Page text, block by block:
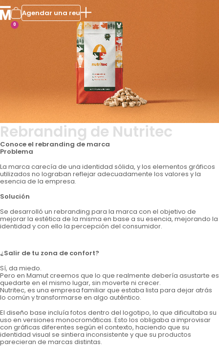
0
Agendar una reu
Rebranding de Nutritec
Conoce el rebranding de marca
Problema
La marca carecía de una identidad sólida, y los elementos gráficos
utilizados no lograban reflejar adecuadamente los valores y la
esencia de la empresa.
Solución
Se desarrolló un rebranding para la marca con el objetivo de
mejorar la estética de la misma en base a su esencia, mejorando la
identidad y con ello la percepción del consumidor.
¿Salir de tu zona de confort?
Sí, da miedo.
Pero en Mamut creemos que lo que realmente debería asustarte es
quedarte en el mismo lugar, sin moverte ni crecer.
Nutritec, es una empresa familiar que estaba lista para dejar atrás
lo común y transformarse en algo auténtico.
El diseño base incluía fotos dentro del logotipo, lo que dificultaba su
uso en versiones monocromáticas. Esto los obligaba a improvisar
con gráficas diferentes según el contexto, haciendo que su
identidad visual se sintiera inconsistente y que su productos
parecieran de marcas distintas.